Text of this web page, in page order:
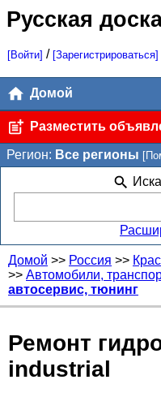
Русская
[Войти] / [Зарегистрироваться]
Домой
Разместить
Регион: Все регионы
Домой >> Россия >>
>> Автомобили,
автосервис, тюнинг
Ремонт
industrial